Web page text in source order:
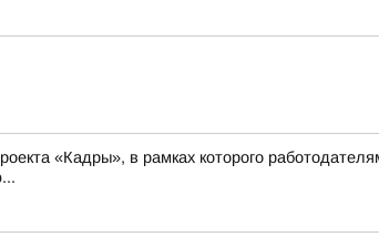
«Кадры», в рамках которого